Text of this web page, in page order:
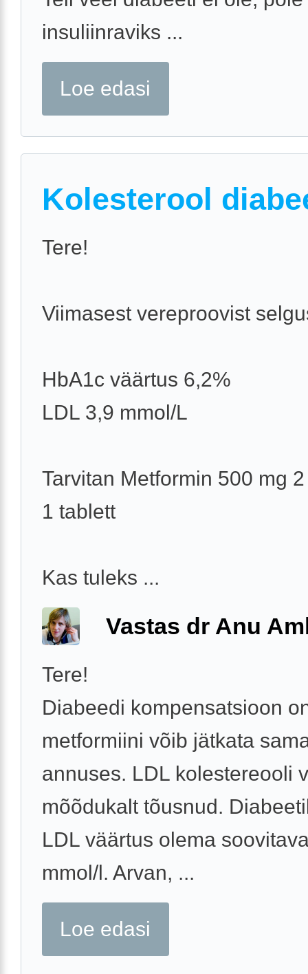
insuliinraviks ...
Loe edasi
Kolesterool
Tere!
Viimasest vereproovist
HbA1c väärtus 6,2%
LDL 3,9 mmol/L
Tarvitan Metformin 500 mg
1 tablett
Kas tuleks ...
Vastas dr Anu
Tere!
Diabeedi kompensatsioon
metformiini võib jätkata
annuses. LDL kolestereooli
mõõdukalt tõusnud.
LDL väärtus olema
mmol/l. Arvan, ...
Loe edasi